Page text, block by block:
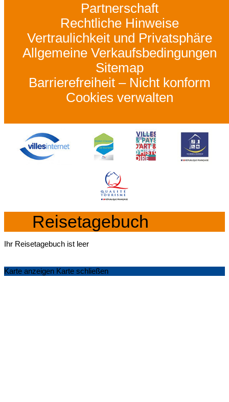
Partnerschaft
Rechtliche Hinweise
Vertraulichkeit und Privatsphäre
Allgemeine Verkaufsbedingungen
Sitemap
Barrierefreiheit – Nicht konform
Cookies verwalten
Reisetagebuch
Ihr Reisetagebuch ist leer
Karte anzeigen Karte schließen